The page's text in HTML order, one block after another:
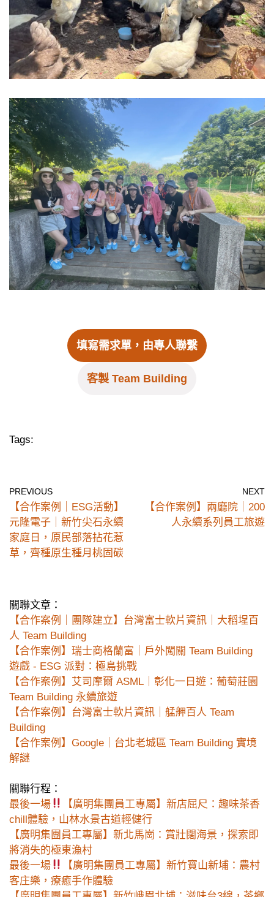
填寫需求單，由專人聯繫
客製 Team Building
Tags:
PREVIOUS
【合作案例｜ESG活動】
元隆電子｜新竹尖石永續
家庭日，原民部落拈花惹
草，齊種原生種月桃固碳
NEXT
【合作案例】兩廳院｜200
人永續系列員工旅遊
關聯文章：
【合作案例｜團隊建立】台灣富士軟片資訊｜大稻埕百
人 Team Building
【合作案例】瑞士商格蘭富｜戶外闖關 Team Building
遊戲 - ESG 派對：極島挑戰
【合作案例】艾司摩爾 ASML｜彰化一日遊：葡萄莊園
Team Building 永續旅遊
【合作案例】台灣富士軟片資訊｜艋舺百人 Team
Building
【合作案例】Google｜台北老城區 Team Building 實境
解謎
關聯行程：
最後一場
【廣明集團員工專屬】新店屈尺：趣味茶香
chill體驗，山林水景古道輕健行
【廣明集團員工專屬】新北馬崗：賞壯闊海景，探索即
將消失的極東漁村
最後一場
【廣明集團員工專屬】新竹寶山新埔：農村
客庄樂，療癒手作體驗